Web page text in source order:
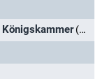
Königskammer (The Librarian: The Curse of the Judas Chalice) USA, 2004–2006